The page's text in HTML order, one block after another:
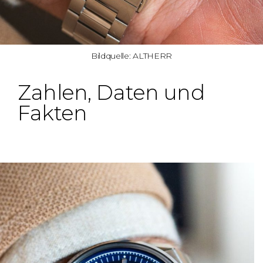
Bildquelle: ALTHERR
Zahlen, Daten und
Fakten